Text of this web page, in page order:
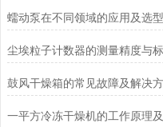
蠕动泵在不同领域的应用及选
鼓风干燥箱的常见故障及解决